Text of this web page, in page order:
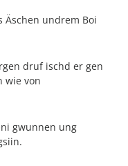
Äschen undrem Boi
druf ischd er gen
wie von
gwunnen ung